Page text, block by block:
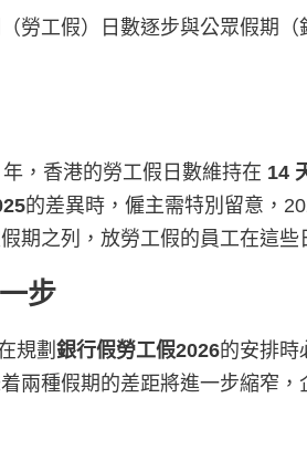
勞工假）日數逐步與公眾假期
，香港的勞工假日數維持在 14
的差異時，僱主需特別留意，
期之列，放勞工假的員工在這些
步
規劃 銀行假勞工假2026的安排時
兩種假期的差距將進一步縮窄